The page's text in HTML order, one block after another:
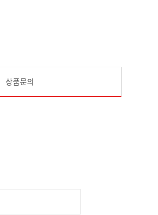
상품문의